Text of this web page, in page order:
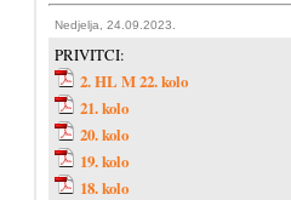
Nedjelja, 24.09.2023.
PRIVITCI:
2. HL M 22. kolo
21. kolo
20. kolo
19. kolo
18. kolo